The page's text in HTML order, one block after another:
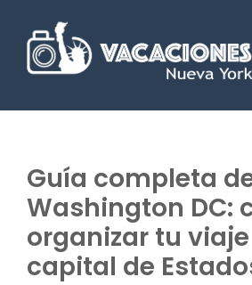
contenido
Vacaciones Nueva York
Tours Privados
Guía Turística
Guía completa
Washington DC:
organizar tu
capital de